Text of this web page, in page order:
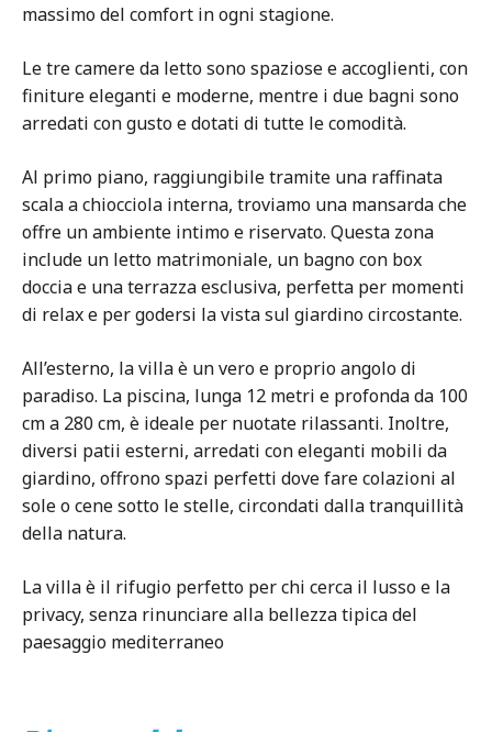
massimo del comfort in ogni stagione.
Le tre camere da letto sono spaziose e accoglienti, con
finiture eleganti e moderne, mentre i due bagni sono
arredati con gusto e dotati di tutte le comodità.
Al primo piano, raggiungibile tramite una raffinata
scala a chiocciola interna, troviamo una mansarda che
offre un ambiente intimo e riservato. Questa zona
include un letto matrimoniale, un bagno con box
doccia e una terrazza esclusiva, perfetta per momenti
di relax e per godersi la vista sul giardino circostante.
All’esterno, la villa è un vero e proprio angolo di
paradiso. La piscina, lunga 12 metri e profonda da 100
cm a 280 cm, è ideale per nuotate rilassanti. Inoltre,
diversi patii esterni, arredati con eleganti mobili da
giardino, offrono spazi perfetti dove fare colazioni al
sole o cene sotto le stelle, circondati dalla tranquillità
della natura.
La villa è il rifugio perfetto per chi cerca il lusso e la
privacy, senza rinunciare alla bellezza tipica del
paesaggio mediterraneo